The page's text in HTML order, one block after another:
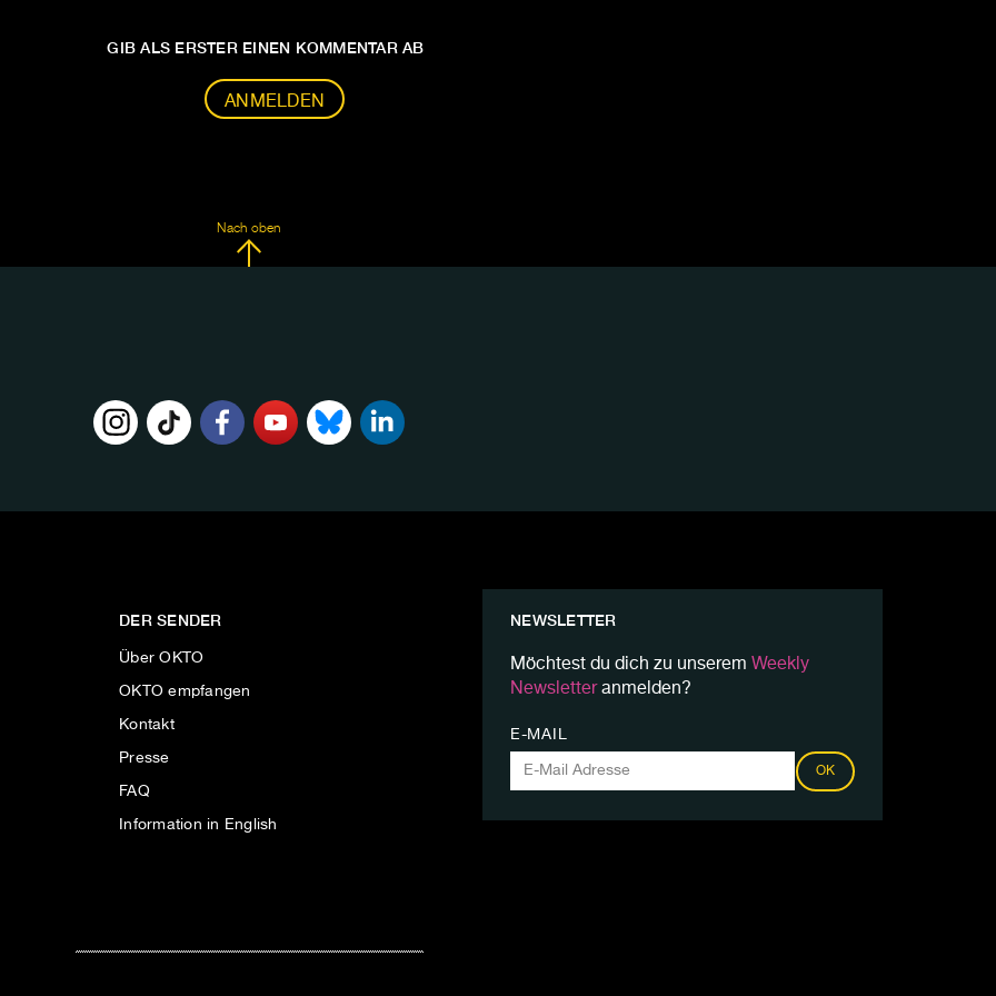
GIB ALS ERSTER EINEN KOMMENTAR AB
ANMELDEN
Nach oben
DER SENDER
Über OKTO
OKTO empfangen
Kontakt
Presse
FAQ
Information in English
NEWSLETTER
Möchtest du dich zu unserem Weekly
Newsletteranmelden?
E-MAIL
OK